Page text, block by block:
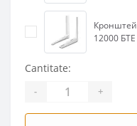
12000
Cantitate:
- +